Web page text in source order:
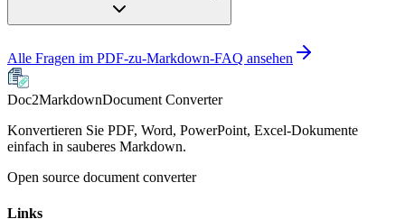
Alle Fragen im PDF-zu-Markdown-FAQ ansehen
Doc2MarkdownDocument Converter
Konvertieren Sie PDF, Word, PowerPoint, Excel-Dokumente
einfach in sauberes Markdown.
Open source document converter
Links